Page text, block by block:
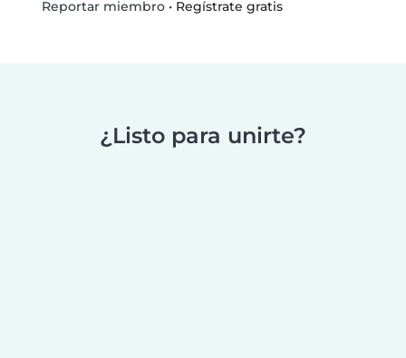
Reportar miembro• Regístrate gratis
¿Listo para unirte?